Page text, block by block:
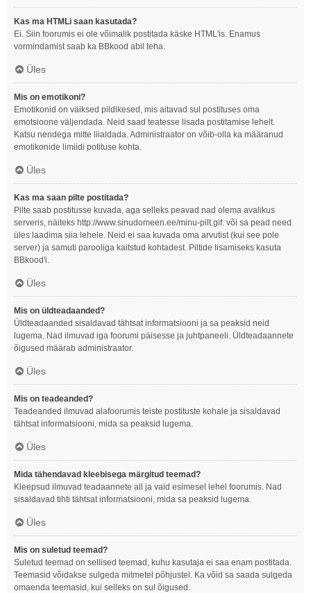
Kas ma HTMLi saan kasutada?
Ei. Siin foorumis ei ole võimalik postitada käske HTML'is. Enamus
vormindamist saab ka BBkood abil teha.
Üles
Mis on emotikoni?
Emotikonid on väiksed pildikesed, mis aitavad sul postituses oma
emotsioone väljendada. Neid saad teatesse lisada postitamise lehelt.
Katsu nendega mitte liialdada. Administraator on võib-olla ka määranud
emotikonide limiidi potituse kohta.
Üles
Kas ma saan pilte postitada?
Pilte saab postitusse kuvada, aga selleks peavad nad olema avalikus
serveris, näiteks http://www.sinudomeen.ee/minu-pilt.gif. või sa pead need
üles laadima siia lehele. Neid ei saa kuvada oma arvutist (kui see pole
server) ja samuti parooliga kaitstud kohtadest. Piltide lisamiseks kasuta
BBkood'i.
Üles
Mis on üldteadaanded?
Üldteadaanded sisaldavad tähtsat informatsiooni ja sa peaksid neid
lugema. Nad ilmuvad iga foorumi päisesse ja juhtpaneeli. Üldteadaannete
õigused määrab administraator.
Üles
Mis on teadeanded?
Teadeanded ilmuvad alafoorumis teiste postituste kohale ja sisaldavad
tähtsat informatsiooni, mida sa peaksid lugema.
Üles
Mida tähendavad kleebisega märgitud teemad?
Kleepsud ilmuvad teadaannete all ja vaid esimesel lehel foorumis. Nad
sisaldavad tihti tähtsat informatsiooni, mida sa peaksid lugema.
Üles
Mis on suletud teemad?
Suletud teemad on sellised teemad, kuhu kasutaja ei saa enam postitada.
Teemasid võidakse sulgeda mitmetel põhjustel. Ka võid sa saada sulgeda
omaenda teemasid, kui selleks on sul õigused.